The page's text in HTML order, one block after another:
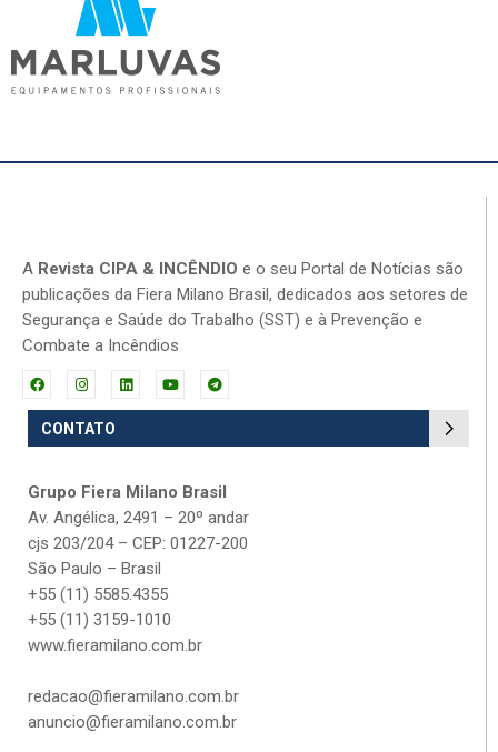
A Revista CIPA & INCÊNDIO e o seu Portal de Notícias são
publicações da Fiera Milano Brasil, dedicados aos setores de
Segurança e Saúde do Trabalho (SST) e à Prevenção e
Combate a Incêndios
CONTATO
Grupo Fiera Milano Brasil
Av. Angélica, 2491 – 20º andar
cjs 203/204 – CEP: 01227-200
São Paulo – Brasil
+55 (11) 5585.4355
+55 (11) 3159-1010
www.fieramilano.com.br
redacao@fieramilano.com.br
anuncio@fieramilano.com.br